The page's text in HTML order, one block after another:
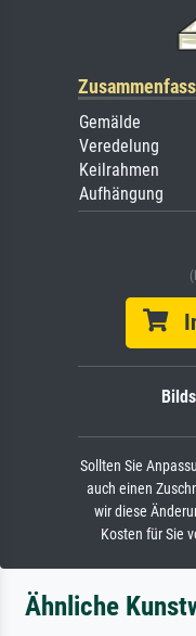
Gemälde
Veredelung
Keilrahmen
Aufhängung
In
Sollten Sie
auch einen
wir diese
Kosten für Sie
Ähnliche